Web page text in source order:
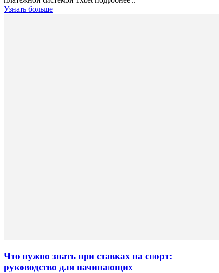
Узнать больше
Что нужно знать при ставках на спорт:
руководство для начинающих